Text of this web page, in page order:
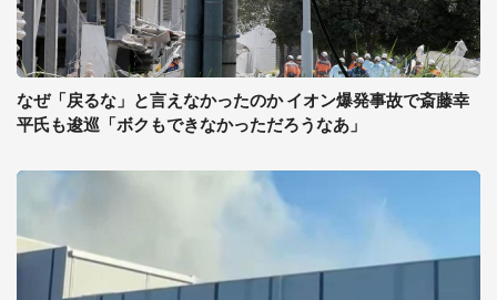
なぜ「戻るな」と言えなかったのか イオン爆発事故で斎藤幸
平氏も逡巡「ボクもできなかっただろうなあ」